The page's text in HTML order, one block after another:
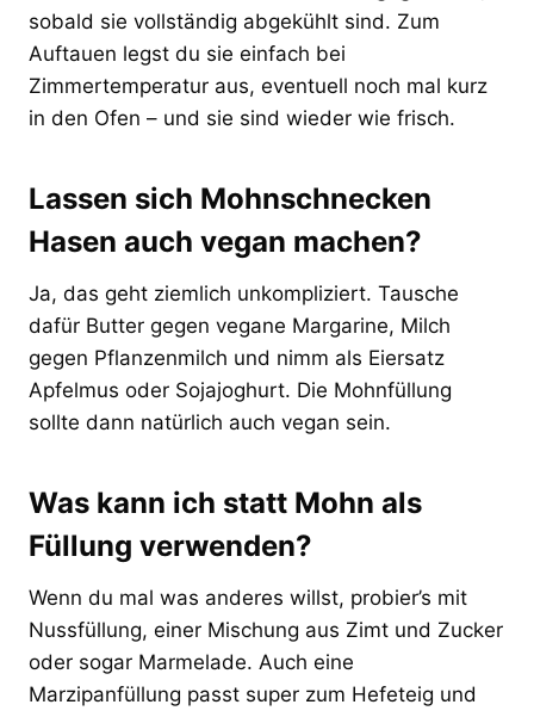
sobald sie vollständig abgekühlt sind. Zum
Auftauen legst du sie einfach bei
Zimmertemperatur aus, eventuell noch mal kurz
in den Ofen – und sie sind wieder wie frisch.
Lassen sich Mohnschnecken
Hasen auch vegan machen?
Ja, das geht ziemlich unkompliziert. Tausche
dafür Butter gegen vegane Margarine, Milch
gegen Pflanzenmilch und nimm als Eiersatz
Apfelmus oder Sojajoghurt. Die Mohnfüllung
sollte dann natürlich auch vegan sein.
Was kann ich statt Mohn als
Füllung verwenden?
Wenn du mal was anderes willst, probier’s mit
Nussfüllung, einer Mischung aus Zimt und Zucker
oder sogar Marmelade. Auch eine
Marzipanfüllung passt super zum Hefeteig und